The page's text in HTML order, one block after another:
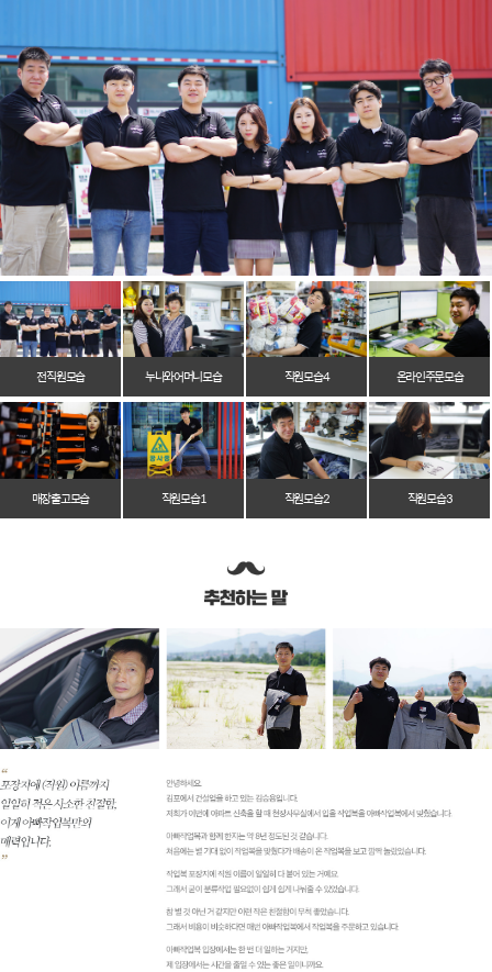
전 직원 모습 누나와 어머니 모습 직원 모습 4 온라인 주문 모습
매장 출고 모습 직원 모습 1 직원 모습 2 직원 모습 3